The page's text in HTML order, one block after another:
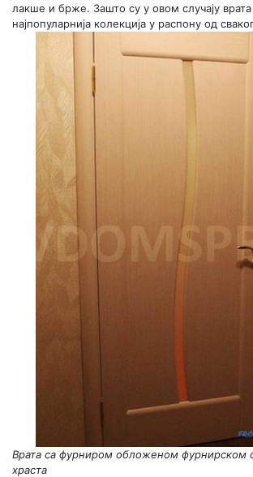
лакше и брже. Зашто су у овом случају
најпопуларнија колекција у распону од
Врата са фурниром обложеном фурнирском
храста